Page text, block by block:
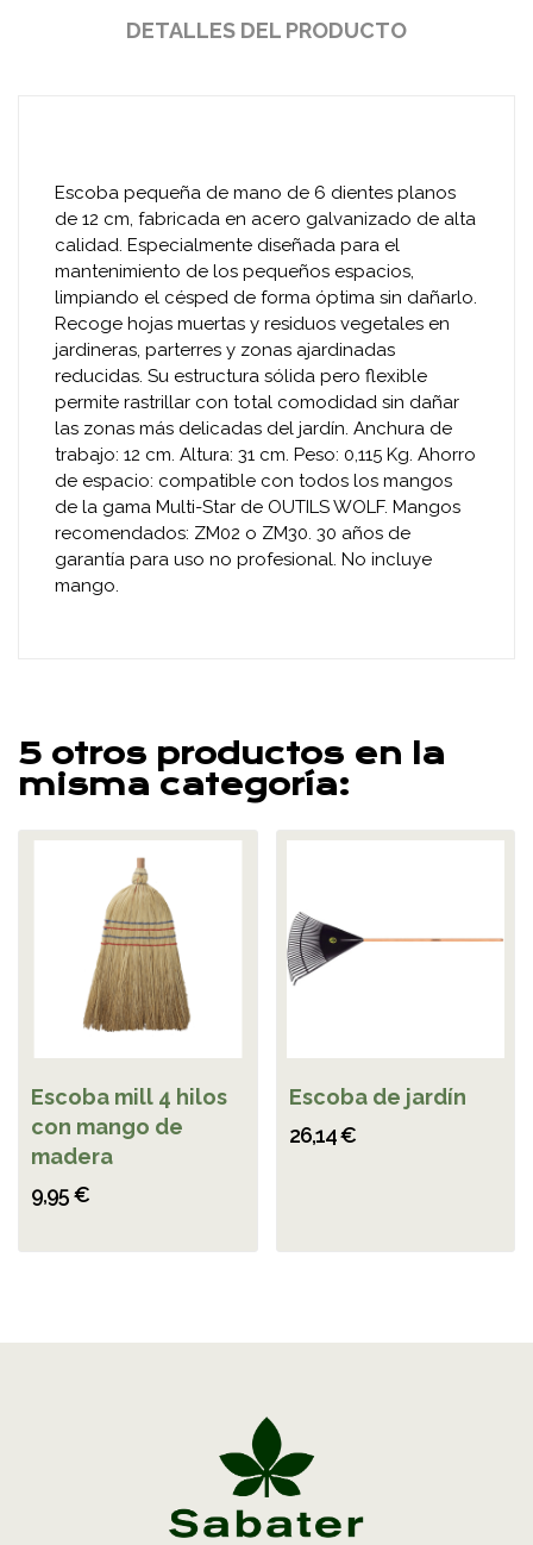
DETALLES DEL PRODUCTO
Escoba pequeña de mano de 6 dientes planos
de 12 cm, fabricada en acero galvanizado de alta
calidad. Especialmente diseñada para el
mantenimiento de los pequeños espacios,
limpiando el césped de forma óptima sin dañarlo.
Recoge hojas muertas y residuos vegetales en
jardineras, parterres y zonas ajardinadas
reducidas. Su estructura sólida pero flexible
permite rastrillar con total comodidad sin dañar
las zonas más delicadas del jardín. Anchura de
trabajo: 12 cm. Altura: 31 cm. Peso: 0,115 Kg. Ahorro
de espacio: compatible con todos los mangos
de la gama Multi-Star de OUTILS WOLF. Mangos
recomendados: ZM02 o ZM30. 30 años de
garantía para uso no profesional. No incluye
mango.
5 otros productos en la
misma categoría:
Escoba mill 4 hilos
con mango de
madera
9,95 €
Escoba de jardín
26,14 €